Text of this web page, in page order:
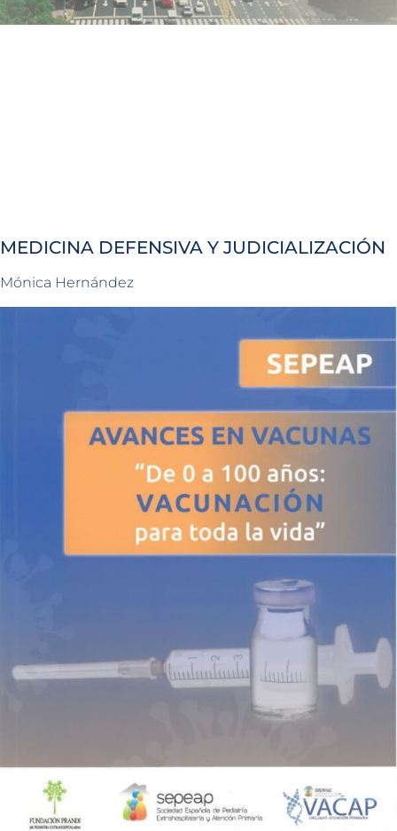
MEDICINA DEFENSIVA Y JUDICIALIZACIÓN
Mónica Hernández